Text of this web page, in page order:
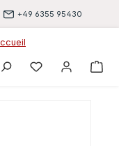
+49 6355 95430
Vous avez 0